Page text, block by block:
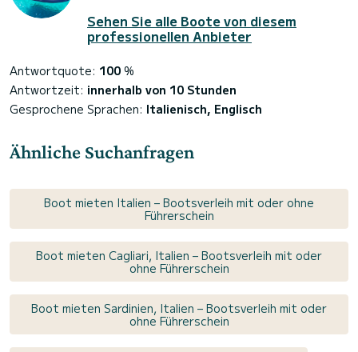
Sehen Sie alle Boote von diesem
professionellen Anbieter
Antwortquote: 100 %
Antwortzeit: innerhalb von 10 Stunden
Gesprochene Sprachen: Italienisch, Englisch
Ähnliche Suchanfragen
Boot mieten Italien – Bootsverleih mit oder ohne
Führerschein
Boot mieten Cagliari, Italien – Bootsverleih mit oder
ohne Führerschein
Boot mieten Sardinien, Italien – Bootsverleih mit oder
ohne Führerschein